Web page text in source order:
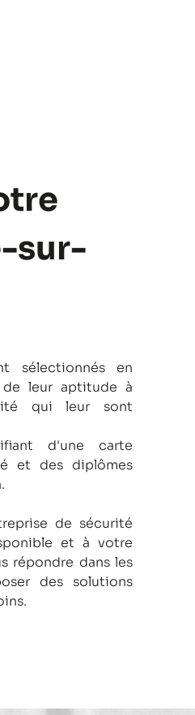
sur-
sélectionnés en
leur aptitude à
qui leur sont
d'une carte
et des diplômes
de sécurité
et à votre
répondre dans les
des solutions